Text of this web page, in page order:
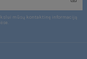
mūsų kontaktinę informaciją